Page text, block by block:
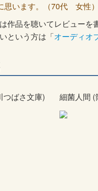
思います。（70代 女性）
作品を聴いてレビュー
という方は「オーディオ
つばさ文庫) 細菌人間 (